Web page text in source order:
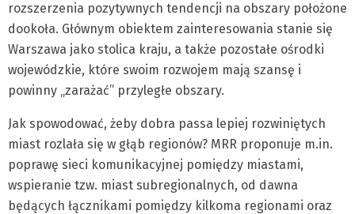
rozszerzenia pozytywnych tendencji na obszary położone
dookoła. Głównym obiektem zainteresowania stanie się
Warszawa jako stolica kraju, a także pozostałe ośrodki
wojewódzkie, które swoim rozwojem mają szansę i
powinny „zarażać” przyległe obszary.
Jak spowodować, żeby dobra passa lepiej rozwiniętych
miast rozlała się w głąb regionów? MRR proponuje m.in.
poprawę sieci komunikacyjnej pomiędzy miastami,
wspieranie tzw. miast subregionalnych, od dawna
będących łącznikami pomiędzy kilkoma regionami oraz